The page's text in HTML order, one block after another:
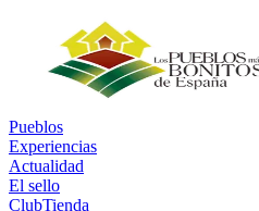
Pueblos
Experiencias
Actualidad
El sello
ClubTienda